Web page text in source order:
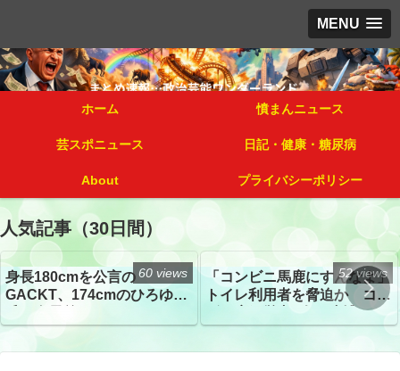
MENU
ホーム 憤まんニュース
芸スポニュース 日記・健康・糖尿病
About プライバシーポリシー
人気記事（30日間）
身長180cmを公言の
GACKT、174cmのひろゆき
トざわつき イベントでの写
真が話題
60 views
「コンビニ馬鹿にすんなよ」
トイレ利用者を脅迫か コン
52 views